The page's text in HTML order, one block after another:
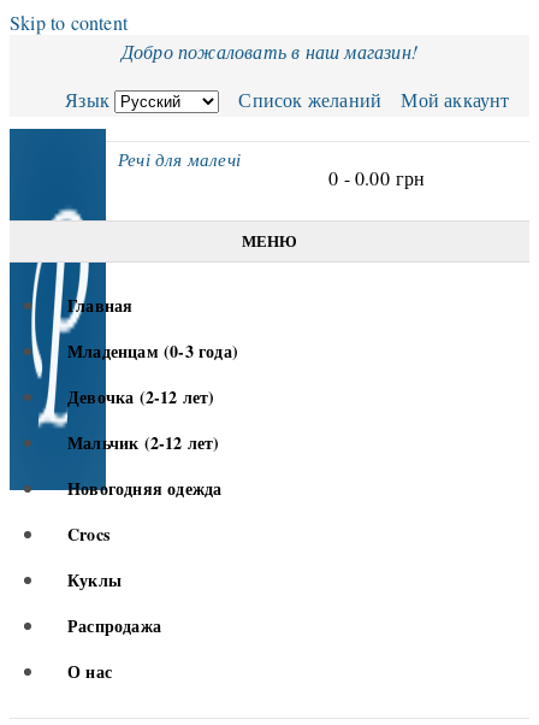
Skip to content
Добро пожаловать в наш магазин!
Язык
Список желаний Мой аккаунт
Речі для малечі
0 -0.00 грн
МЕНЮ
Главная
Младенцам (0-3 года)
Девочка (2-12 лет)
Мальчик (2-12 лет)
Новогодняя одежда
Crocs
Куклы
Распродажа
О нас